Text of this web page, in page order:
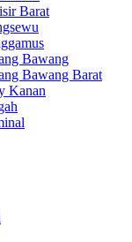
Barat
Bawang
Bawang Barat
Kanan